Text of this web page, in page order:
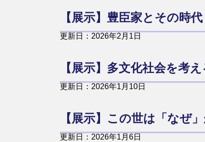
【展示】豊臣家とその時代
更新日：2026年2月1日
【展示】多文化社会を考え
更新日：2026年1月10日
【展示】この世は「なぜ
更新日：2026年1月6日